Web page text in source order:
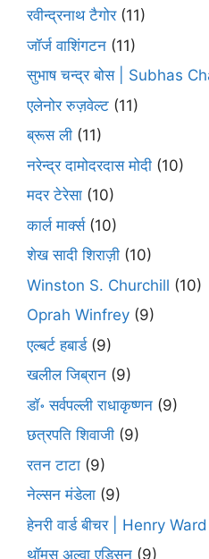
रवीन्द्रनाथ टैगोर(11)
जॉर्ज वाशिंगटन (11)
सुभाष चन्द्र बोस | Subhas
एलेनोर रुज़वेल्ट (11)
ब्रूस ली (11)
नरेन्द्र दामोदरदास मोदी (10)
मदर टेरेसा (10)
कार्ल मार्क्स(10)
शेख सादी शिराज़ी (10)
Winston S. Churchill (10)
Oprah Winfrey (9)
एल्बर्ट हबार्ड(9)
खलील जिब्रान (9)
डॉ॰ सर्वपल्ली राधाकृष्णन (9)
छत्रपति शिवाजी (9)
रतन टाटा (9)
नेल्सन मंडेला (9)
हेनरी वार्ड बीचर | Henry
थॉमस अल्वा एडिसन (9)